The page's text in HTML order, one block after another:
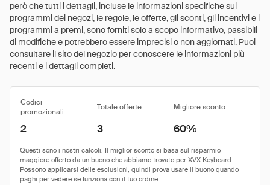
però che tutti i dettagli, incluse le informazioni specifiche sui
programmi dei negozi, le regole, le offerte, gli sconti, gli incentivi e i
programmi a premi, sono forniti solo a scopo informativo, passibili
di modifiche e potrebbero essere imprecisi o non aggiornati. Puoi
consultare il sito del negozio per conoscere le informazioni più
recenti e i dettagli completi.
Codici
promozionali
Totale offerte Migliore sconto
2 3 60%